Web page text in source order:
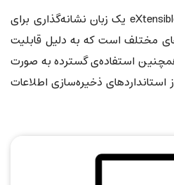
XML یا eXtensible Markup Language یک زبان نشانه‌گذاری برای
مختلف است که به دلیل قابلیت
استفاده‌ی گسترده به صورت
ذخیره‌سازی اطلاعات